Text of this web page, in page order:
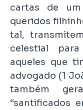
cartas de
queridos
tal,
celestial
aqueles que
advogado (1
também
“santificados